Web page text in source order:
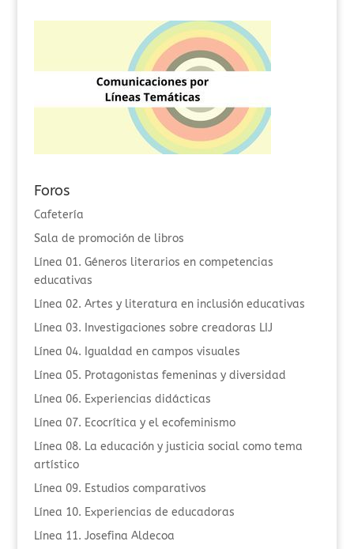
Foros
Cafetería
Sala de promoción de libros
Línea 01. Géneros literarios en competencias
educativas
Línea 02. Artes y literatura en inclusión educativas
Línea 03. Investigaciones sobre creadoras LIJ
Línea 04. Igualdad en campos visuales
Línea 05. Protagonistas femeninas y diversidad
Línea 06. Experiencias didácticas
Línea 07. Ecocrítica y el ecofeminismo
Línea 08. La educación y justicia social como tema
artístico
Línea 09. Estudios comparativos
Línea 10. Experiencias de educadoras
Línea 11. Josefina Aldecoa